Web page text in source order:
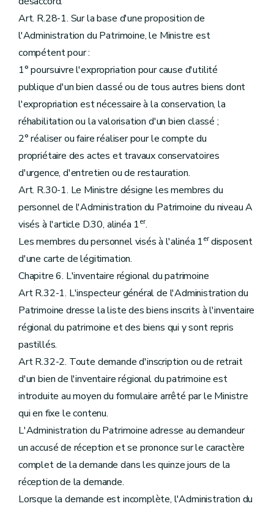
Art. R.28-1. Sur la base d'une proposition de
l'Administration du Patrimoine, le Ministre est
compétent pour :
1° poursuivre l'expropriation pour cause d'utilité
publique d'un bien classé ou de tous autres biens dont
l'expropriation est nécessaire à la conservation, la
réhabilitation ou la valorisation d'un bien classé ;
2° réaliser ou faire réaliser pour le compte du
propriétaire des actes et travaux conservatoires
d'urgence, d'entretien ou de restauration.
Art. R.30-1. Le Ministre désigne les membres du
personnel de l'Administration du Patrimoine du niveau A
visés à l'article D.30, alinéa 1er.
Les membres du personnel visés à l'alinéa 1erdisposent
d'une carte de légitimation.
Chapitre 6. L'inventaire régional du patrimoine
Art R.32-1. L'inspecteur général de l'Administration du
Patrimoine dresse la liste des biens inscrits à l'inventaire
régional du patrimoine et des biens qui y sont repris
pastillés.
Art R.32-2. Toute demande d'inscription ou de retrait
d'un bien de l'inventaire régional du patrimoine est
introduite au moyen du formulaire arrêté par le Ministre
qui en fixe le contenu.
L'Administration du Patrimoine adresse au demandeur
un accusé de réception et se prononce sur le caractère
complet de la demande dans les quinze jours de la
réception de la demande.
Lorsque la demande est incomplète, l'Administration du